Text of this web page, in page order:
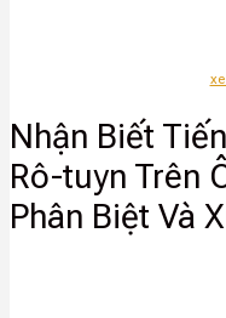
Nhận Biết
Rô-tuyn Trên
Phân Biệt Và